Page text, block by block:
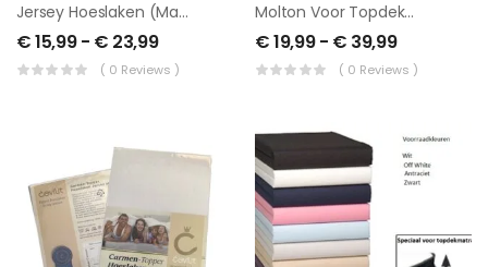
Jersey Hoeslaken (max. 26 Cm)
€15,99 - € 23,99
( 0 Reviews )
Molton Voor Topdekmatras
€19,99 - € 39,99
( 0 Reviews )